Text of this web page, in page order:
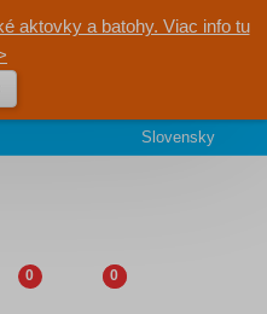
aktovky a batohy. Viac info tu
Slovensky
0 0